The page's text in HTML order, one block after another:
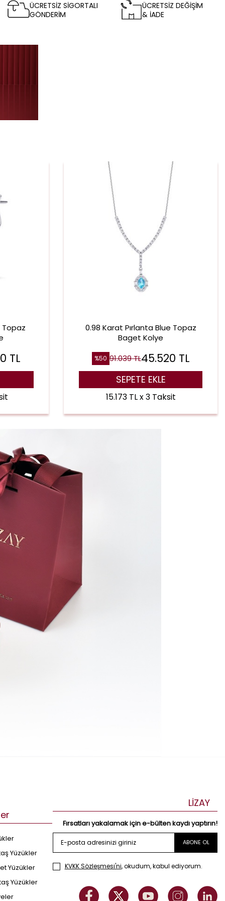
ÜCRETSİZ SİGORTALI
GÖNDERİM
ÜCRETSİZ DEĞİŞİM
& İADE
Topaz
TL
0.98 Karat Pırlanta Blue Topaz
Baget Kolye
%50 91.039TL45.520 TL
SEPETE EKLE
15.173 TL x 3 Taksit
Yüzükler
Yüzükler
Yüzükler
LİZAY
Fırsatları yakalamak için e-bülten kaydı yaptırın!
ABONE OL
KVKK Sözleşmesi'ni, okudum, kabul ediyorum.